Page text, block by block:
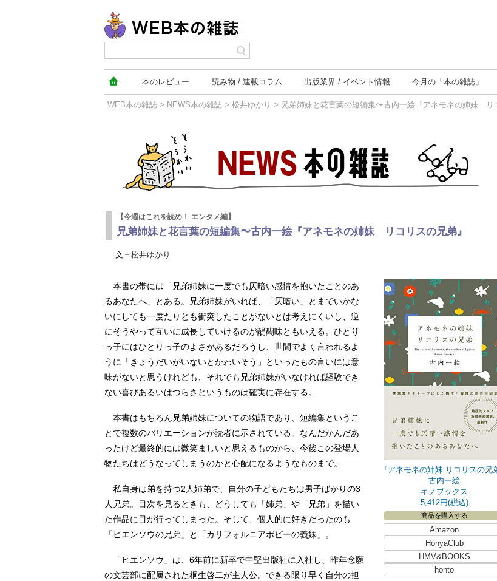
本のレビュー 読み物 連載コラム 出版業界 イベント情報 今月の 「本の雑誌」
WEB本の雑誌 > NEWS本の雑誌 > 松井ゆかり > 兄弟姉妹と花言葉の短編集〜古内一絵『アネモネの姉妹 リ
【今週はこれを読め！ エンタメ編】
兄弟姉妹と花言葉の短編集〜古内一絵『アネモネの姉妹 リコリスの兄弟』
文＝ 松井ゆかり
『アネモネの姉妹 リコリスの兄
古内一絵
キノブックス
5,412円(税込)
商品を購入する
Amazon
HonyaClub
HMV&BOOKS
honto
本書の帯には「兄弟姉妹に一度でも仄暗い感情を抱いたことのあ
るあなたへ」とある。兄弟姉妹がいれば、「仄暗い」とまでいかな
いにしても一度たりとも衝突したことがないとは考えにくいし、逆
にそうやって互いに成長していけるのが醍醐味ともいえる。ひとり
っ子にはひとりっ子のよさがあるだろうし、世間でよく言われるよ
うに「きょうだいがいないとかわいそう」といったもの言いには意
味がないと思うけれども、それでも兄弟姉妹がいなければ経験でき
ない喜びあるいはつらさというものは確実に存在する。
本書はもちろん兄弟姉妹についての物語であり、短編集というこ
とで複数のバリエーションが読者に示されている。なんだかんだあ
ったけど最終的には微笑ましいと思えるものから、今後この登場人
物たちはどうなってしまうのかと心配になるようなものまで。
私自身は弟を持つ2人姉弟で、自分の子どもたちは男子ばかりの3
人兄弟。目次を見るときも、どうしても「姉弟」や「兄弟」を描い
た作品に目が行ってしまった。そして、個人的に好きだったのも
「ヒエンソウの兄弟」と「カリフォルニアポピーの義妹」。
「ヒエンソウ」は、6年前に新卒で中堅出版社に入社し、昨年念願
の文芸部に配属された桐生啓二が主人公。できる限り早く自分の担